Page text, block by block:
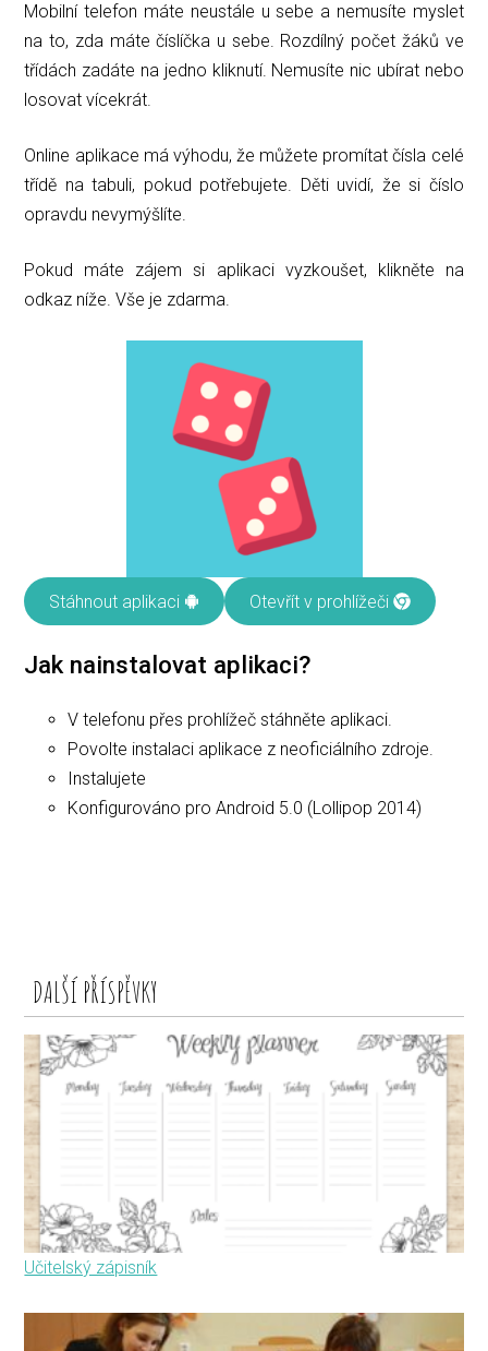
Mobilní telefon máte neustále u sebe a nemusíte myslet
na to, zda máte číslíčka u sebe. Rozdílný počet žáků ve
třídách zadáte na jedno kliknutí. Nemusíte nic ubírat nebo
losovat vícekrát.
Online aplikace má výhodu, že můžete promítat čísla celé
třídě na tabuli, pokud potřebujete. Děti uvidí, že si číslo
opravdu nevymýšlíte.
Pokud máte zájem si aplikaci vyzkoušet, klikněte na
odkaz níže. Vše je zdarma.
Stáhnout aplikaci Otevřít v prohlížeči
Jak nainstalovat aplikaci?
V telefonu přes prohlížeč stáhněte aplikaci.
Povolte instalaci aplikace z neoficiálního zdroje.
Instalujete
Konfigurováno pro Android 5.0 (Lollipop 2014)
DALŠÍ PŘÍSPĚVKY
Učitelský zápisník